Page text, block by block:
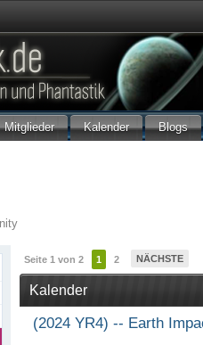
Mitglieder Kalender Blogs
Seite 1 von 2 1 2 NÄCHSTE
Kalender
(2024 YR4) -- Earth